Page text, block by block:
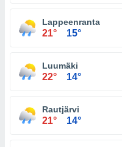
Lappeenranta
21° 15°
Luumäki
22° 14°
Rautjärvi
21° 14°